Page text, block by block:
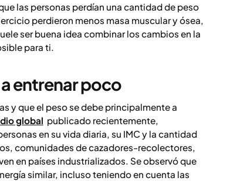
las personas perdían una cantidad de peso
perdieron menos masa muscular y ósea,
ser buena idea combinar los cambios en la
para ti.
entrenar poco
y que el peso se debe principalmente a
global publicado recientemente,
en su vida diaria, su IMC y la cantidad
comunidades de cazadores-recolectores,
en países industrializados. Se observó que
similar, incluso teniendo en cuenta las